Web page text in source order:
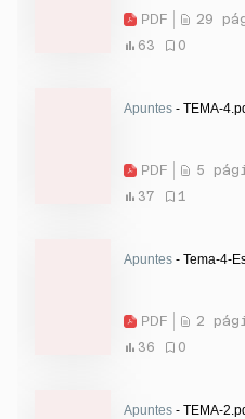
PDF
29
63
0
Apuntes - TEMA-
PDF
5
37
1
Apuntes - Tema-4-
PDF
2
36
0
Apuntes - TEMA-